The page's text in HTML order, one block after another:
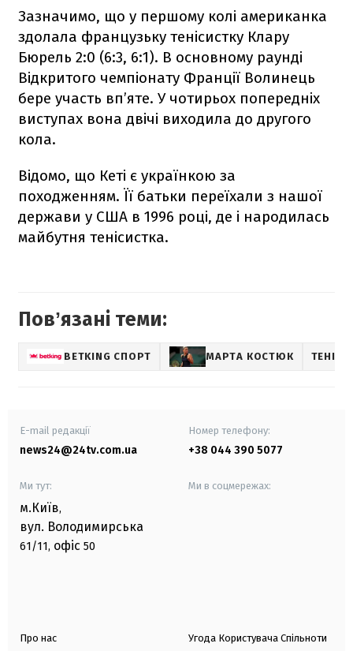
Зазначимо, що у першому колі американка
здолала французьку тенісистку Клару
Бюрель 2:0 (6:3, 6:1). В основному раунді
Відкритого чемпіонату Франції Волинець
бере участь вп’яте. У чотирьох попередніх
виступах вона двічі виходила до другого
кола.
Відомо, що Кеті є українкою за
походженням. Її батьки переїхали з нашої
держави у США в 1996 році, де і народилась
майбутня тенісистка.
Повʼязані теми:
BETKING СПОРТ МАРТА КОСТЮК ТЕНІС
E-mail редакції
news24@24tv.com.ua
Номер телефону:
+38 044 390 5077
Ми тут:
м.Київ,
вул. Володимирська
61/11, офіс 50
Ми в соцмережах:
Про нас Угода Користувача Спільноти